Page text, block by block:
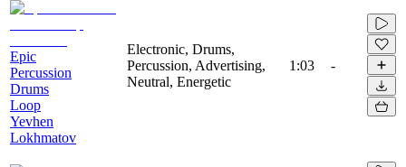
Epic
Percussion
Drums
Loop
Yevhen
Lokhmatov
Electronic, Drums,
Percussion, Advertising,
Neutral, Energetic
1:03 -